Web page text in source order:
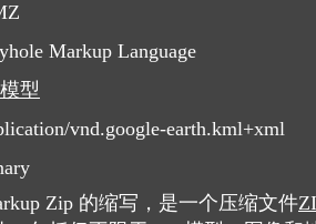
Markup Language
型
vnd.google-earth.kml+xml
Zip 的缩写，是一个压缩文件